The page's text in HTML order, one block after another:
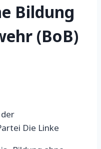
Bildung
(BoB)
Die Linke